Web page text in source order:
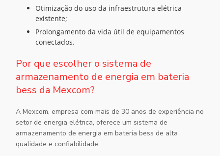
Otimização do uso da infraestrutura elétrica
existente;
Prolongamento da vida útil de equipamentos
conectados.
Por que escolher o sistema de
armazenamento de energia em bateria
bess da Mexcom?
A Mexcom, empresa com mais de 30 anos de experiência no
setor de energia elétrica, oferece um sistema de
armazenamento de energia em bateria bess de alta
qualidade e confiabilidade.